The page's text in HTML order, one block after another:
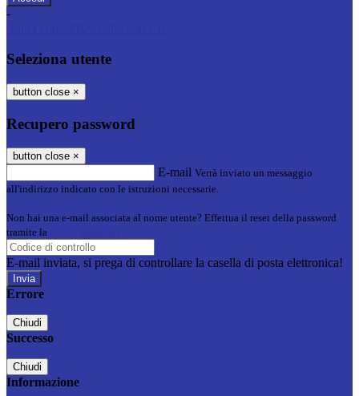
-
Seleziona utente
button close ×
Recupero password
button close ×
E-mail Verrà inviato un messaggio
all'indirizzo indicato con le istruzioni necessarie.
Non hai una e-mail associata al nome utente? Effettua il reset della password
tramite la
E-mail inviata, si prega di controllare la casella di posta elettronica!
Errore
Chiudi
Successo
Chiudi
Informazione